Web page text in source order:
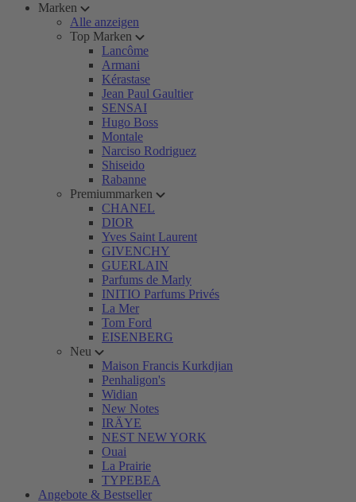
Marken
Alle anzeigen
Top Marken
Lancôme
Armani
Kérastase
Jean Paul Gaultier
SENSAI
Hugo Boss
Montale
Narciso Rodriguez
Shiseido
Rabanne
Premiummarken
CHANEL
DIOR
Yves Saint Laurent
GIVENCHY
GUERLAIN
Parfums de Marly
INITIO Parfums Privés
La Mer
Tom Ford
EISENBERG
Neu
Maison Francis Kurkdjian
Penhaligon's
Widian
New Notes
IRÄYE
NEST NEW YORK
Ouai
La Prairie
TYPEBEA
Angebote & Bestseller